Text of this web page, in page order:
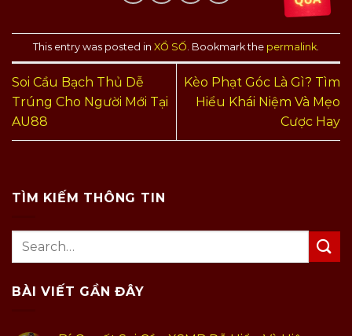
This entry was posted in XỔ SỐ . Bookmark the permalink
Soi Cầu Bạch Thủ Dễ
Trúng Cho Người Mới Tại
AU88
Kèo Phạt Góc Là Gì? Tìm
Hiểu Khái Niệm Và Mẹo
Cược Hay
TÌM KIẾM THÔNG TIN
BÀI VIẾT GẦN ĐÂY